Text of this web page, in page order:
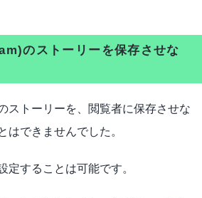
のストーリーを保存させな
ストーリーを、閲覧者に保存させな
はできませんでした。
定することは可能です。